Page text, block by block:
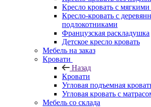
Кресло кровать с
Кресло-кровать с
подлокотниками
Французская раскладушка
Детское кресло кровать
Мебель на заказ
Кровати
Назад
Кровати
Угловая подъемная
Угловая кровать с
Мебель со склада